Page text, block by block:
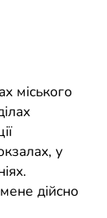
міського
у
дійсно